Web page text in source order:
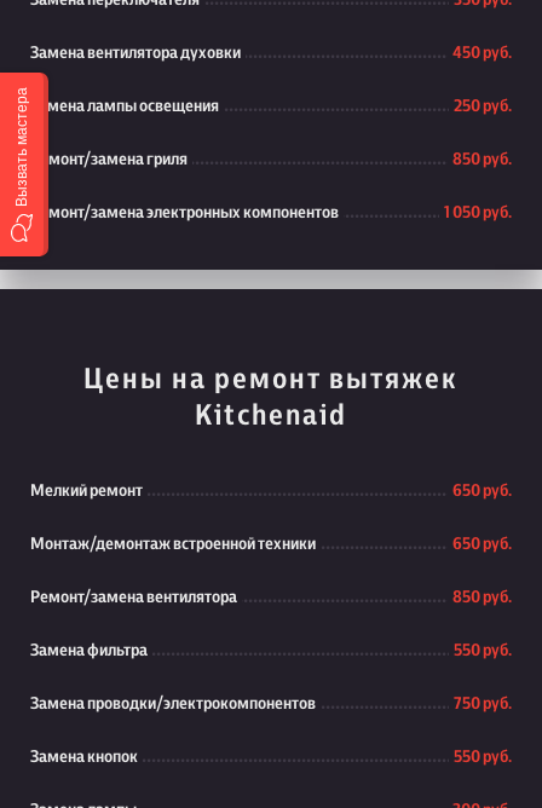
Замена вентилятора духовки 450 руб.
Замена лампы освещения 250 руб.
Ремонт/замена гриля 850 руб.
Ремонт/замена электронных компонентов 1 050 руб.
Цены на ремонт вытяжек
Kitchenaid
Мелкий ремонт 650 руб.
Монтаж/демонтаж встроенной техники 650 руб.
Ремонт/замена вентилятора 850 руб.
Замена фильтра 550 руб.
Замена проводки/электрокомпонентов 750 руб.
Замена кнопок 550 руб.
Вызвать мастера